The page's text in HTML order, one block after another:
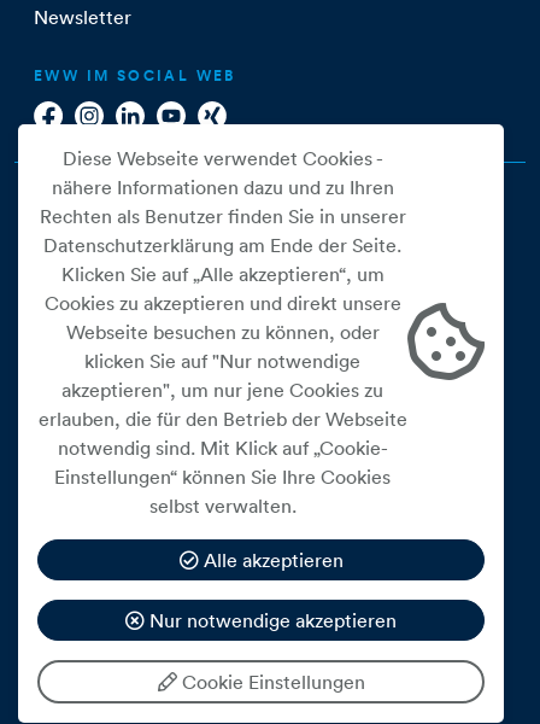
Newsletter
EWW IM SOCIAL WEB
Cookie Einstellungen
Datenschutz
Impressum
Widerrufsbelehrung
Medienfreiheitsgesetz
Barrierefreiheitserklärung
Hinweisgeberschutz
Mein Konto
© 2026 eww ag
Diese Webseite verwendet Cookies -
nähere Informationen dazu und zu Ihren
Rechten als Benutzer finden Sie in unserer
Datenschutzerklärung am Ende der Seite.
Klicken Sie auf „Alle akzeptieren“, um
Cookies zu akzeptieren und direkt unsere
Webseite besuchen zu können, oder
klicken Sie auf "Nur notwendige
akzeptieren", um nur jene Cookies zu
erlauben, die für den Betrieb der Webseite
notwendig sind. Mit Klick auf „Cookie-
Einstellungen“ können Sie Ihre Cookies
selbst verwalten.
Alle akzeptieren
Nur notwendige akzeptieren
Cookie Einstellungen